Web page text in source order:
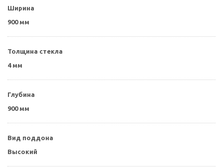
Ширина
900 мм
Толщина стекла
4 мм
Глубина
900 мм
Вид поддона
Высокий